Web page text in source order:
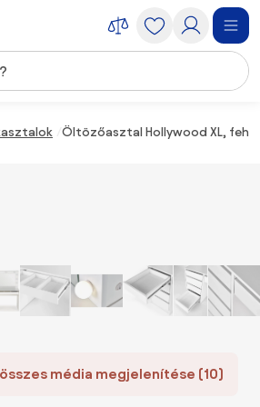
Öltözőasztal Hollywood XL, fehér
média megjelenítése (10)